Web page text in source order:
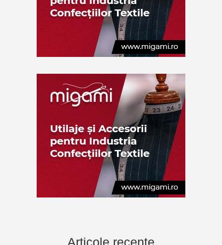
Articole recente